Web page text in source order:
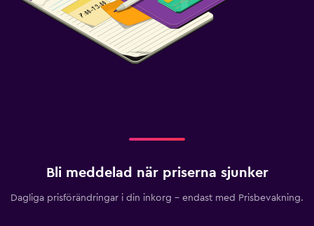
Bli meddelad när priserna sjunker
Dagliga prisförändringar i din inkorg – endast med Prisbevakning.